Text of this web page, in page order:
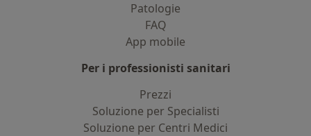
Patologie
FAQ
App mobile
Per i professionisti sanitari
Prezzi
Soluzione per Specialisti
Soluzione per Centri Medici